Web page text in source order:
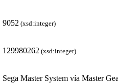
9052 (xsd:integer)
129980262 (xsd:integer)
Sega Master System vía Master